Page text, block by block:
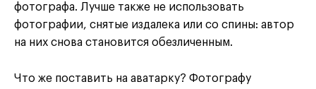
фотографа. Лучше также не использовать
фотографии, снятые издалека или со спины: автор
на них снова становится обезличенным.
Что же поставить на аватарку? Фотографу